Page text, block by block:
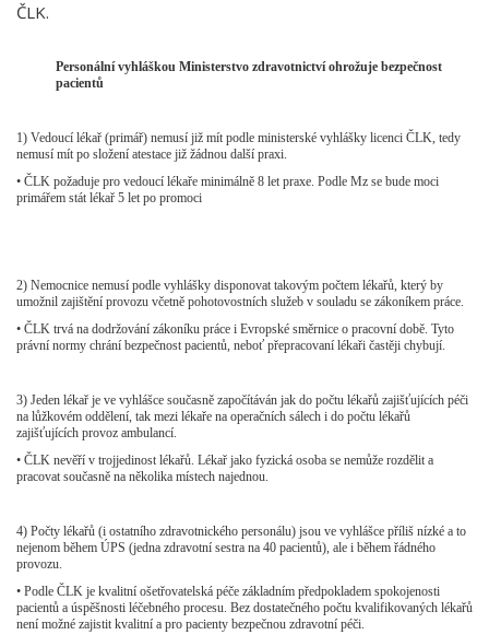
ČLK.
Personální vyhláškou Ministerstvo zdravotnictví ohrožuje bezpečnost
pacientů
1) Vedoucí lékař (primář) nemusí již mít podle ministerské vyhlášky licenci ČLK, tedy
nemusí mít po složení atestace již žádnou další praxi.
• ČLK požaduje pro vedoucí lékaře minimálně 8 let praxe. Podle Mz se bude moci
primářem stát lékař 5 let po promoci
2) Nemocnice nemusí podle vyhlášky disponovat takovým počtem lékařů, který by
umožnil zajištění provozu včetně pohotovostních služeb v souladu se zákoníkem práce.
• ČLK trvá na dodržování zákoníku práce i Evropské směrnice o pracovní době. Tyto
právní normy chrání bezpečnost pacientů, neboť přepracovaní lékaři častěji chybují.
3) Jeden lékař je ve vyhlášce současně započítáván jak do počtu lékařů zajišťujících péči
na lůžkovém oddělení, tak mezi lékaře na operačních sálech i do počtu lékařů
zajišťujících provoz ambulancí.
• ČLK nevěří v trojjedinost lékařů. Lékař jako fyzická osoba se nemůže rozdělit a
pracovat současně na několika místech najednou.
4) Počty lékařů (i ostatního zdravotnického personálu) jsou ve vyhlášce příliš nízké a to
nejenom během ÚPS (jedna zdravotní sestra na 40 pacientů), ale i během řádného
provozu.
• Podle ČLK je kvalitní ošetřovatelská péče základním předpokladem spokojenosti
pacientů a úspěšnosti léčebného procesu. Bez dostatečného počtu kvalifikovaných lékařů
není možné zajistit kvalitní a pro pacienty bezpečnou zdravotní péči.